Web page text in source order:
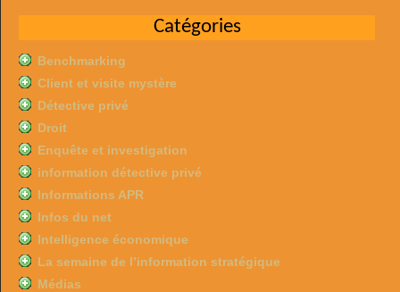
Catégories
Benchmarking
Client et visite mystère
Détective privé
Droit
Enquête et investigation
information détective privé
Informations APR
Infos du net
Intelligence économique
La semaine de l’information stratégique
Médias